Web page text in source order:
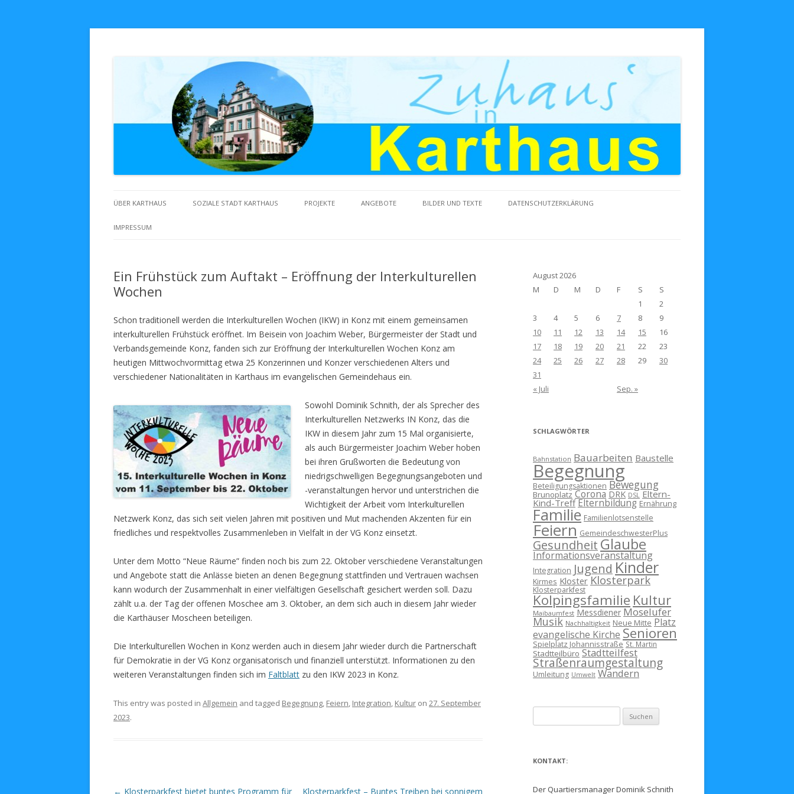
Zuhaus in Karthaus
ÜBER KARTHAUS SOZIALE STADT KARTHAUS PROJEKTE ANGEBOTE BILDER UND TEXTE DATENSCHUTZERKLÄRUNG
IMPRESSUM
Ein Frühstück zum Auftakt – Eröffnung der Interkulturellen
Wochen
Schon traditionell werden die Interkulturellen Wochen (IKW) in Konz mit einem gemeinsamen
interkulturellen Frühstück eröffnet. Im Beisein von Joachim Weber, Bürgermeister der Stadt und
Verbandsgemeinde Konz, fanden sich zur Eröffnung der Interkulturellen Wochen Konz am
heutigen Mittwochvormittag etwa 25 Konzerinnen und Konzer verschiedenen Alters und
verschiedener Nationalitäten in Karthaus im evangelischen Gemeindehaus ein.
Sowohl Dominik Schnith, der als Sprecher des
Interkulturellen Netzwerks IN Konz, das die
IKW in diesem Jahr zum 15 Mal organisierte,
als auch Bürgermeister Joachim Weber hoben
bei ihren Grußworten die Bedeutung von
niedrigschwelligen Begegnungsangeboten und
-veranstaltungen hervor und unterstrichen die
Wichtigkeit der Arbeit vom Interkulturellen
Netzwerk Konz, das sich seit vielen Jahren mit positiven und Mut machenden Akzenten für ein
friedliches und respektvolles Zusammenleben in Vielfalt in der VG Konz einsetzt.
Unter dem Motto “Neue Räume” finden noch bis zum 22. Oktober verschiedene Veranstaltungen
und Angebote statt die Anlässe bieten an denen Begegnung stattfinden und Vertrauen wachsen
kann wodurch der Zusammenhalt in einer vielfältigen Gesellschaft gesichert werden soll. Dazu
zählt u.a. der Tag der offenen Moschee am 3. Oktober, an dem sich auch in diesem Jahr wieder
die Karthäuser Moscheen beteiligen.
Die Interkulturellen Wochen in Konz werden auch in diesem Jahr wieder durch die Partnerschaft
für Demokratie in der VG Konz organisatorisch und finanziell unterstützt. Informationen zu den
weiteren Veranstaltungen finden sich im Faltblatt zu den IKW 2023 in Konz.
This entry was posted in Allgemein and tagged Begegnung, Feiern, Integration, Kultur on 27. September
2023.
Post navigation
← Klosterparkfest bietet buntes Programm für Klosterparkfest – Buntes Treiben bei sonnigem
August 2026
M
D M D F S
S
1
2
3
4 5 6 7 8
9
10
11 12 13 14 15
16
17
18 19 20 21 22
23
24
25 26 27 28 29
30
31
« Juli
Sep. »
SCHLAGWÖRTER
Bahnstation Bauarbeiten Baustelle
Begegnung
Beteiligungsaktionen Bewegung
Brunoplatz Corona DRK DSL Eltern-
Kind-Treff Elternbildung Ernährung
Familie Familienlotsenstelle
Feiern GemeindeschwesterPlus
Gesundheit Glaube
Informationsveranstaltung
Integration Jugend Kinder
Kirmes Kloster Klosterpark
Klosterparkfest
Kolpingsfamilie Kultur
Maibaumfest Messdiener Moselufer
Musik Nachhaltigkeit Neue Mitte Platz
evangelische Kirche Senioren
Spielplatz Johannisstraße St. Martin
Stadtteilbüro Stadtteilfest
Straßenraumgestaltung
Umleitung Umwelt Wandern
nach:
KONTAKT:
Der Quartiersmanager Dominik Schnith